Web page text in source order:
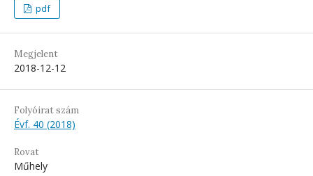
pdf
Megjelent
2018-12-12
Folyóirat szám
Évf. 40 (2018)
Rovat
Műhely